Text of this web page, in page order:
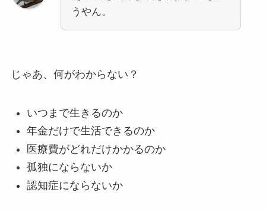
うやん。
じゃあ、何がわからない？
いつまで生きるのか
年金だけで生活できるのか
医療費がどれだけかかるのか
孤独にならないか
認知症にならないか